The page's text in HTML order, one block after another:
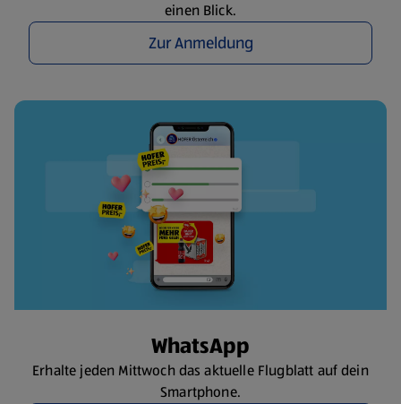
einen Blick.
Zur Anmeldung
WhatsApp
Erhalte jeden Mittwoch das aktuelle Flugblatt auf dein
Smartphone.